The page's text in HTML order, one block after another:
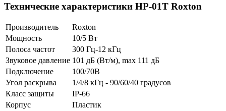
Технические характеристики HP-01T Roxton
Производитель
Roxton
Мощность
10/5 Вт
Полоса частот
300 Гц-12 кГц
Звуковое давление 101 дБ (Вт/м), max 111 дБ
Подключение
100/70В
Угол раскрыва
1/4/8 кГц - 90/60/40 градусов
Класс защиты
IP-66
Корпус
Пластик